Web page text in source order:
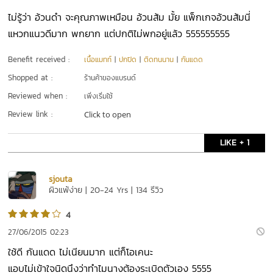
ไม่รู้ว่า อ้วนดำ จะคุณภาพเหมือน อ้วนส้ม มั้ย แพ็กเกจอ้วนส้มนี่
แหวกแนวดีมาก พกยาก แต่ปกติไม่พกอยู่แล้ว 555555555
Benefit received : เนื้อแมทท์ |ปกปิด |ติดทนนาน |กันแดด
Shopped at : ร้านค้าของแบรนด์
Reviewed when : เพิ่งเริ่มใช้
Review link : Click to open
LIKE + 1
sjouta
ผิวแพ้ง่าย | 20-24 Yrs | 134 รีวิว
4
27/06/2015 02:23
ใช้ดี กันแดด ไม่เนียนมาก แต่ก็โอเคนะ
แอบไม่เข้าใจนิดนึงว่าทำไมนางต้องระเบิดตัวเอง 5555